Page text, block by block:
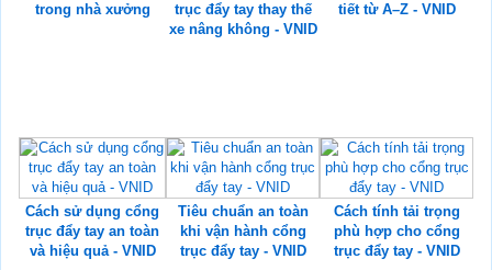
trong nhà xưởng
trục đẩy tay thay thế
xe nâng không - VNID
tiết từ A–Z - VNID
Cách sử dụng cổng
trục đẩy tay an toàn
và hiệu quả - VNID
Tiêu chuẩn an toàn
khi vận hành cổng
trục đẩy tay - VNID
Cách tính tải trọng
phù hợp cho cổng
trục đẩy tay - VNID